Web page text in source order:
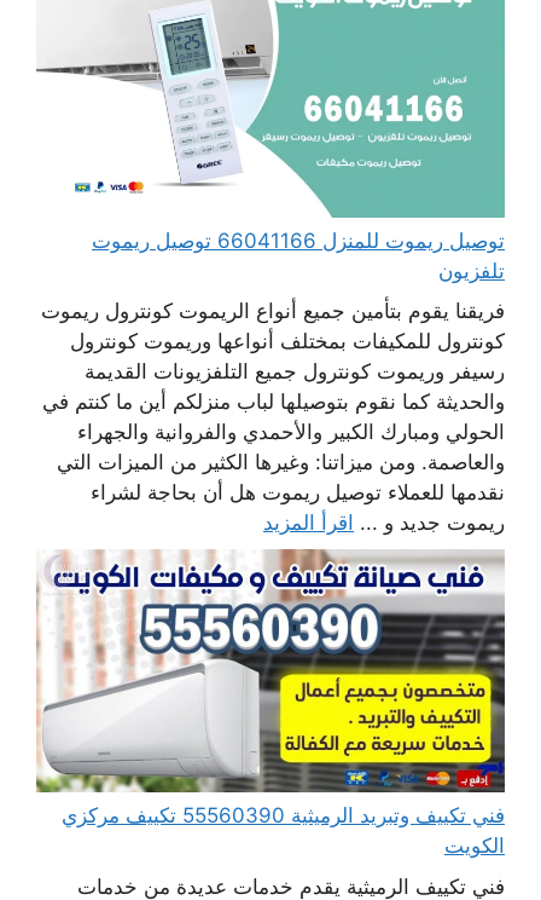
توصيل ريموت للمنزل 66041166 توصيل ريموت
تلفزيون
فريقنا يقوم بتأمين جميع أنواع الريموت كونترول ريموت
كونترول للمكيفات بمختلف أنواعها وريموت كونترول
رسيفر وريموت كونترول جميع التلفزيونات القديمة
والحديثة كما نقوم بتوصيلها لباب منزلكم أين ما كنتم في
الحولي ومبارك الكبير والأحمدي والفروانية والجهراء
والعاصمة. ومن ميزاتنا: وغيرها الكثير من الميزات التي
نقدمها للعملاء توصيل ريموت هل أن بحاجة لشراء
ريموت جديد و ... اقرأ المزيد
فني تكييف وتبريد الرميثية 55560390 تكييف مركزي
الكويت
فني تكييف الرميثية يقدم خدمات عديدة من خدمات